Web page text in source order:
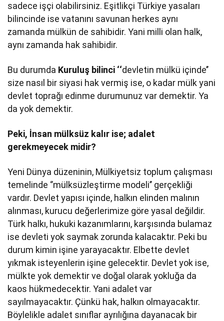
sadece işçi olabilirsiniz. Eşitlikçi Türkiye yasaları
bilincinde ise vatanını savunan herkes aynı
zamanda mülkün de sahibidir. Yani milli olan halk,
aynı zamanda hak sahibidir.
Bu durumda Kuruluş bilinci ‘‘devletin mülkü içinde’’
size nasıl bir siyasi hak vermiş ise, o kadar mülk yani
devlet toprağı edinme durumunuz var demektir. Ya
da yok demektir.
Peki, İnsan mülksüz kalır ise; adalet
gerekmeyecek midir?
Yeni Dünya düzeninin, Mülkiyetsiz toplum çalışması
temelinde ‘’mülksüzleştirme modeli’’ gerçekliği
vardır. Devlet yapısı içinde, halkın elinden malının
alınması, kurucu değerlerimize göre yasal değildir.
Türk halkı, hukuki kazanımlarını, karşısında bulamaz
ise devleti yok saymak zorunda kalacaktır. Peki bu
durum kimin işine yarayacaktır. Elbette devlet
yıkmak isteyenlerin işine gelecektir. Devlet yok ise,
mülkte yok demektir ve doğal olarak yokluğa da
kaos hükmedecektir. Yani adalet var
sayılmayacaktır. Çünkü hak, halkın olmayacaktır.
Böylelikle adalet sınıflar ayrılığına dayanacak bir